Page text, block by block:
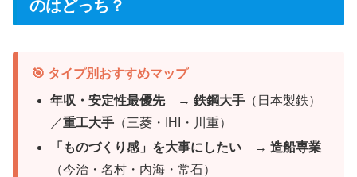
のはどっち？
🎯 タイプ別おすすめマップ
年収・安定性最優先→鉄鋼大手 （日本製鉄）
／重工大手 （三菱・IHI・川重）
「ものづくり感」を大事にしたい →造船専業
（今治・名村・内海・常石）